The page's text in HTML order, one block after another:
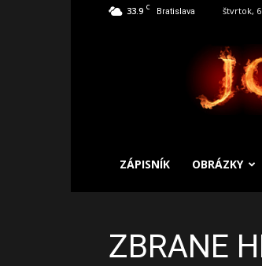
33.9 C Bratislava štvrtok,
SLOBODNÝ
ZÁPISNÍK OBRÁZKY
ZBRANE